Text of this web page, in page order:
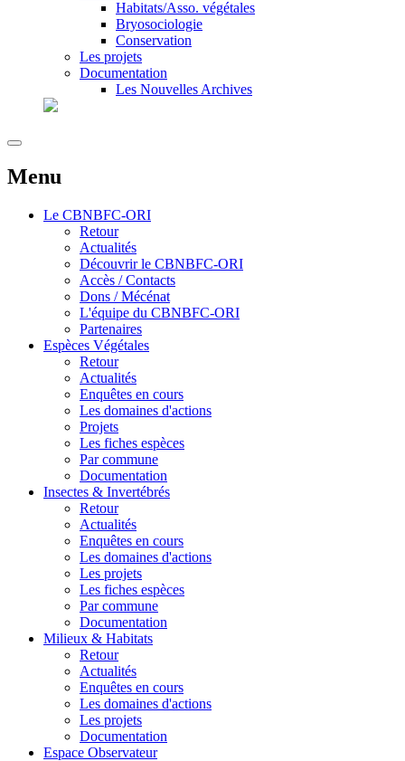
Habitats/Asso. végétales
Bryosociologie
Conservation
Les projets
Documentation
Les Nouvelles Archives
Menu
Le CBNBFC-ORI
Retour
Actualités
Découvrir le CBNBFC-ORI
Accès / Contacts
Dons / Mécénat
L'équipe du CBNBFC-ORI
Partenaires
Espèces Végétales
Retour
Actualités
Enquêtes en cours
Les domaines d'actions
Projets
Les fiches espèces
Par commune
Documentation
Insectes & Invertébrés
Retour
Actualités
Enquêtes en cours
Les domaines d'actions
Les projets
Les fiches espèces
Par commune
Documentation
Milieux & Habitats
Retour
Actualités
Enquêtes en cours
Les domaines d'actions
Les projets
Documentation
Espace Observateur